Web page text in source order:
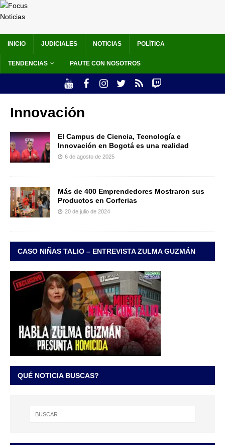
INICIO JUDICIALES NOTICIAS POLÍTICA
TENDENCIAS PAUTE CON NOSOTROS
Innovación
El Campus de Ciencia, Tecnología e
Innovación en Bogotá es una realidad
6 de agosto de 2025
Más de 400 Emprendedores Mostraron sus
Productos en Corferias
20 de julio de 2024
CASO NIÑAS TALIO – ENTREVISTA ZULMA GUZMÁN
QUÉ NOTICIA BUSCAS?